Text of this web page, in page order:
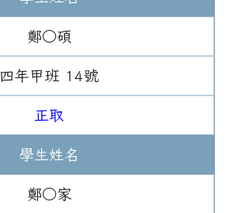
鄭○碩
四年 甲班 14號
正取
學生姓名
鄭○家